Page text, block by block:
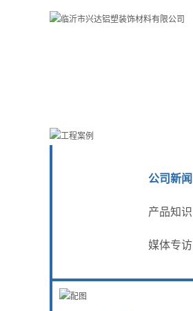
公司新闻
产品知识
媒体专访